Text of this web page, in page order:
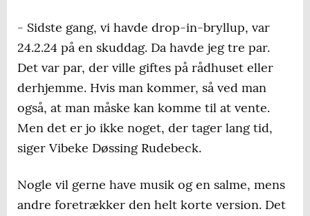
- Sidste gang, vi havde drop-in-bryllup, var
24.2.24 på en skuddag. Da havde jeg tre par.
Det var par, der ville giftes på rådhuset eller
derhjemme. Hvis man kommer, så ved man
også, at man måske kan komme til at vente.
Men det er jo ikke noget, der tager lang tid,
siger Vibeke Døssing Rudebeck.
Nogle vil gerne have musik og en salme, mens
andre foretrækker den helt korte version. Det